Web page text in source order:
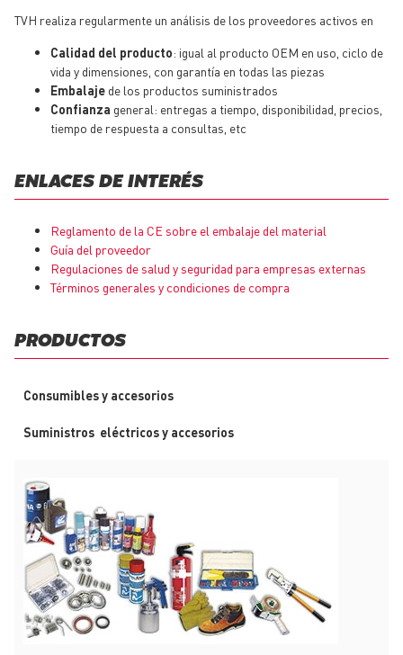
TVH realiza regularmente un análisis de los proveedores activos en
Calidad del producto: igual al producto OEM en uso, ciclo de
vida y dimensiones, con garantía en todas las piezas
Embalaje de los productos suministrados
Confianza general: entregas a tiempo, disponibilidad, precios,
tiempo de respuesta a consultas, etc
ENLACES DE INTERÉS
Reglamento de la CE sobre el embalaje del material
Guía del proveedor
Regulaciones de salud y seguridad para empresas externas
Términos generales y condiciones de compra
PRODUCTOS
Consumibles y accesorios
Suministros eléctricos y accesorios